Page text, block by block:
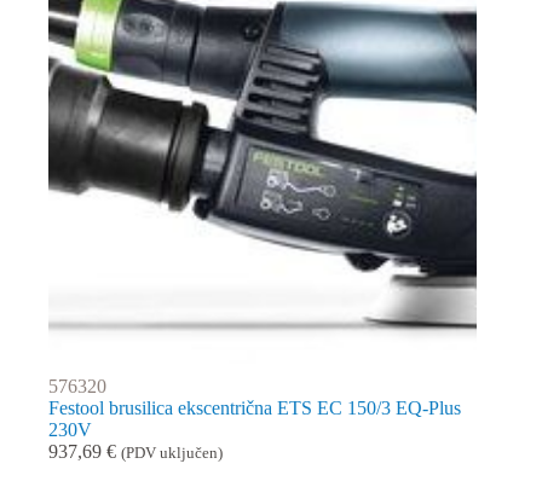
576320
Festool brusilica ekscentrična ETS EC 150/3 EQ-Plus
230V
937,69 € (PDV uključen)